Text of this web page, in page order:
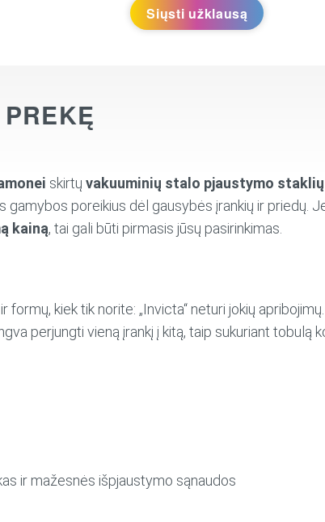
Siųsti užklausą
skirtų vakuuminių stalo pjaustymo staklių
poreikius dėl gausybės įrankių ir priedų.
kainą, tai gali būti pirmasis jūsų pasirinkimas.
kiek tik norite: „Invicta“ neturi jokių apribojimų.
perjungti vieną įrankį į kitą, taip sukuriant tobulą
ir mažesnės išpjaustymo sąnaudos